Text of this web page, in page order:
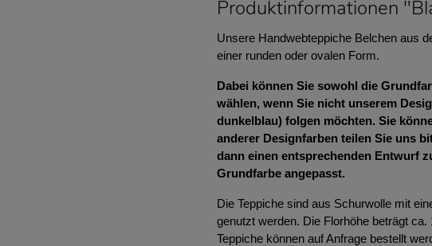
Produktinformationen
Unsere Handwebteppiche Belchen aus
einer runden oder ovalen Form.
Dabei können Sie sowohl die
wählen, wenn Sie nicht unserem
dunkelblau) folgen möchten. Sie
anderer Designfarben teilen Sie uns
dann einen entsprechenden Entwurf
Grundfarbe angepasst.
Die Teppiche sind aus Schurwolle mit
genutzt werden. Die Florhöhe beträgt
Teppiche können auf Anfrage bestellt